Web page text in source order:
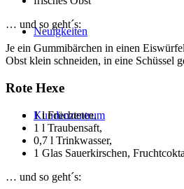
Neuigkeiten
Kundenzentrum
… und so geht´s:
Je ein Gummibärchen in einen
Obst klein schneiden, in eine Schüssel
Rote Hexe
1 l Früchtetee,
1 l Traubensaft,
0,7 l Trinkwasser,
1 Glas Sauerkirschen,
… und so geht´s: